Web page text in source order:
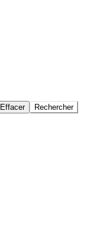
Effacer Rechercher